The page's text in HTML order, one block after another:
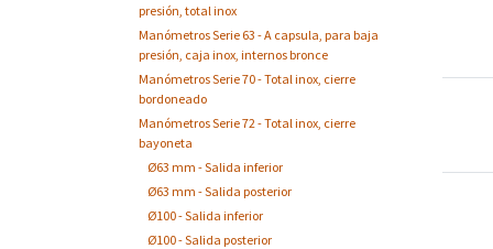
presión, total inox
Manómetros Serie 63 - A capsula, para baja
presión, caja inox, internos bronce
Manómetros Serie 70 - Total inox, cierre
bordoneado
Manómetros Serie 72 - Total inox, cierre
bayoneta
Ø63 mm - Salida inferior
Ø63 mm - Salida posterior
Ø100 - Salida inferior
Ø100 - Salida posterior